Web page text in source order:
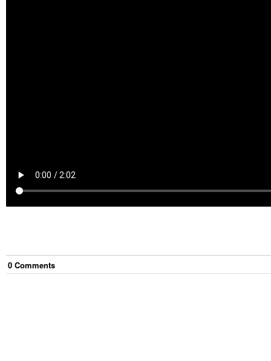
0 Comments